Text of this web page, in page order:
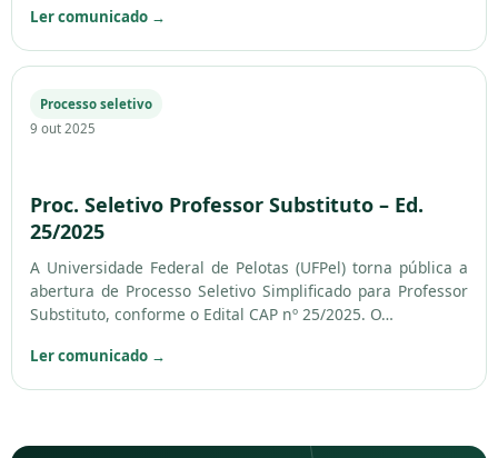
Ler comunicado →
Processo seletivo
9 out 2025
Proc. Seletivo Professor Substituto – Ed.
25/2025
A Universidade Federal de Pelotas (UFPel) torna pública a
abertura de Processo Seletivo Simplificado para Professor
Substituto, conforme o Edital CAP nº 25/2025. O…
Ler comunicado →